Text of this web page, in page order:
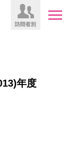
年度